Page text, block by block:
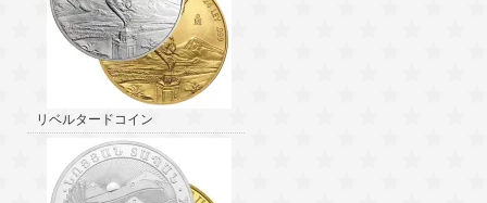
リベルタードコイン